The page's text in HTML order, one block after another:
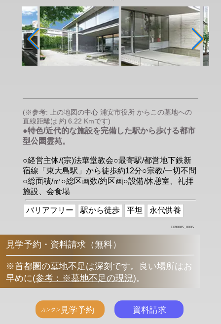
(※参考: 上の地図の中心 浦安市役所 からこの墓地への
直線距離は 約 6.22 Kmです)
●特色/近代的な施設を完備した駅から歩ける都市
型公園霊苑。
○経営主体/(宗)法華堂教会○最寄駅/都営地下鉄新
宿線「東大島駅」から徒歩約12分○宗教/一切不問
○総面積/㎡○総区画数/約区画○設備/休憩室、礼拝
施設、会食場
バリアフリー 駅から徒歩 平坦 永代供養
1130085_0005
見学予約・資料請求（無料）
※首都圏の墓地不足は深刻です。良い場所はお
早めに(参考：※墓地不足の現況)。